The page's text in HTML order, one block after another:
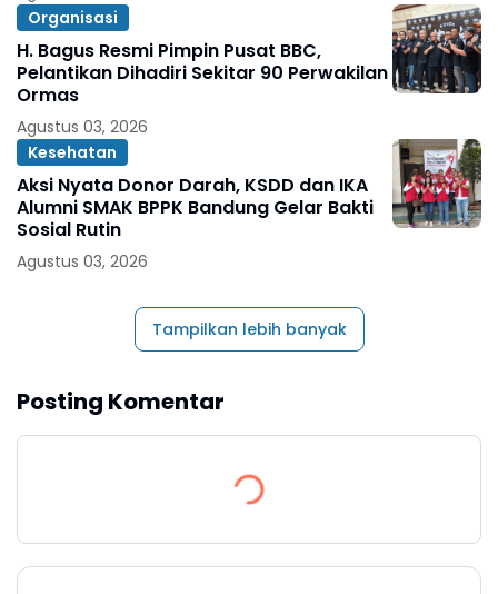
Organisasi
H. Bagus Resmi Pimpin Pusat BBC,
Pelantikan Dihadiri Sekitar 90 Perwakilan
Ormas
Agustus 03, 2026
Kesehatan
Aksi Nyata Donor Darah, KSDD dan IKA
Alumni SMAK BPPK Bandung Gelar Bakti
Sosial Rutin
Agustus 03, 2026
Tampilkan lebih banyak
Posting Komentar